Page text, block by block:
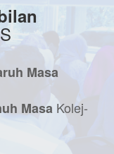
Masa
Masa Kolej-